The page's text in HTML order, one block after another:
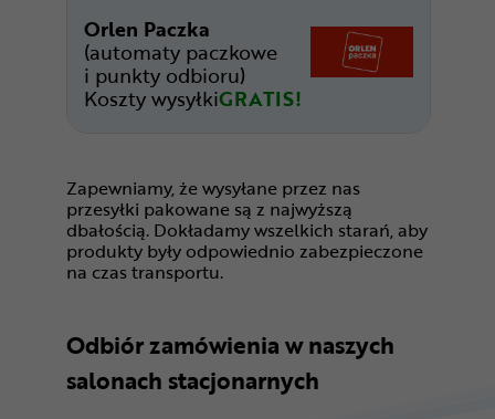
Orlen Paczka
(automaty paczkowe
i punkty odbioru)
Koszty wysyłkiGRATIS!
Zapewniamy, że wysyłane przez nas
przesyłki pakowane są z najwyższą
dbałością. Dokładamy wszelkich starań, aby
produkty były odpowiednio zabezpieczone
na czas transportu.
Odbiór zamówienia w naszych
salonach stacjonarnych